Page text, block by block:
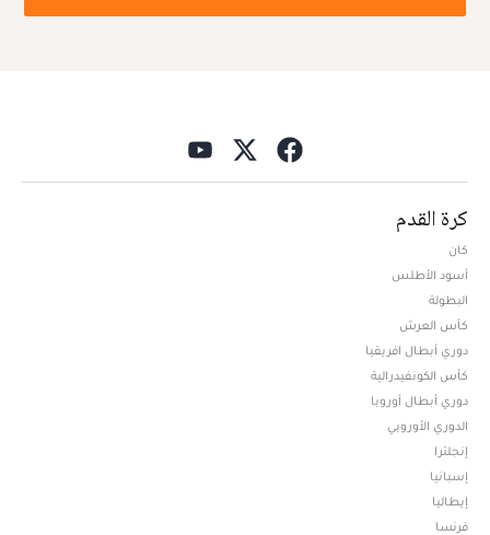
كرة القدم
كان
أسود الأطلس
البطولة
كأس العرش
دوري أبطال افريقيا
كأس الكونفيدرالية
دوري أبطال أوروبا
الدوري الأوروبي
إنجلترا
إسبانيا
إيطاليا
فرنسا